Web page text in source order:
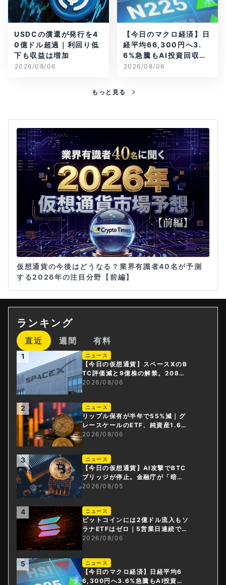
USDCの償還が発行を4
0億ドル超過｜利回り低
下も収益は増加
2026/08/06
【今日のマクロ経済】日
経平均66,300円へ3.
6%急騰もAI投資回収懸
念が再燃
2026/08/06
もっと見る
仮想通貨の今後はどうなる？業界有識者40名が予測
する2026年の注目分野【前編】
ランキング
直近 週間 有料
1 ニュース
【今日の仮想通貨】スペースXのB
TC評価減と9億株の解禁。208億
円相当のBTCが盗難
2026/08/06
2 ニュース
リップル保有が半年で55%減｜グ
レースケールのETF、純資産1.6億
ドル減
2026/08/06
3 ニュース
【今日の仮想通貨】AI攻撃でBTC
ブリッジが停止。金融庁が「暗号
資産・ステーブルコイン課」新設
2026/08/05
4 ニュース
ビットコインには2億ドル流入もソ
ラナETFはゼロ｜5営業日連続で停
止
2026/08/06
5 ニュース
【今日のマクロ経済】日経平均6
6,300円へ3.6%急騰もAI投資回